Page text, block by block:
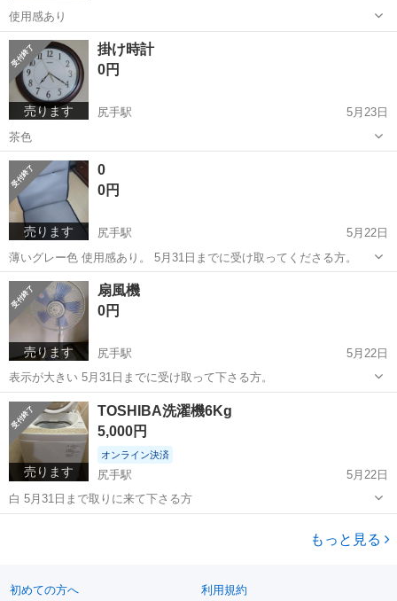
使用感あり
神奈川 横浜市 尻手駅
売ります
掛け時計
0円
尻手駅
5月23日
茶色
神奈川 横浜市
売ります
0
0円
尻手駅
5月22日
薄いグレー色 使用感あり。 5月31日までに受け取ってくださる方。
神奈川 横浜市 尻手駅
売ります
扇風機
0円
尻手駅
5月22日
表示が大きい 5月31日までに受け取って下さる方。
神奈川 横浜市 季節、空調家電
売ります
TOSHIBA洗濯機6Kg
5,000円
オンライン決済
尻手駅
5月22日
白 5月31日まで取りに来て下さる方
もっと見る
初めての方へ 利用規約